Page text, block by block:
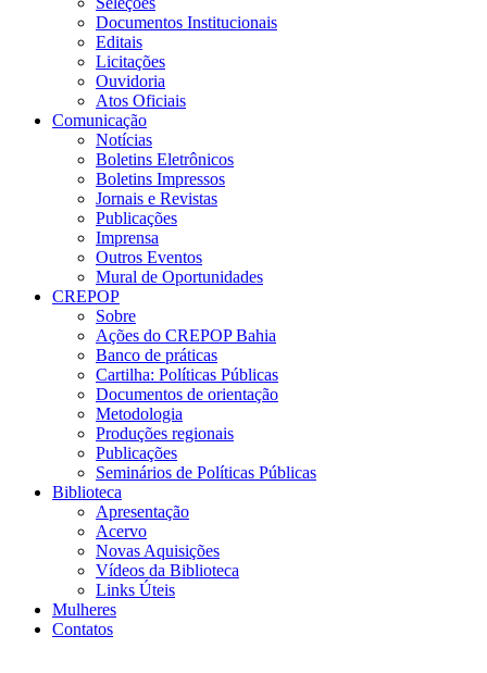
Documentos Institucionais
Editais
Licitações
Ouvidoria
Atos Oficiais
Comunicação
Notícias
Boletins Eletrônicos
Boletins Impressos
Jornais e Revistas
Publicações
Imprensa
Outros Eventos
Mural de Oportunidades
CREPOP
Sobre
Ações do CREPOP Bahia
Banco de práticas
Cartilha: Políticas Públicas
Documentos de orientação
Metodologia
Produções regionais
Publicações
Seminários de Políticas Públicas
Biblioteca
Apresentação
Acervo
Novas Aquisições
Vídeos da Biblioteca
Links Úteis
Mulheres
Contatos